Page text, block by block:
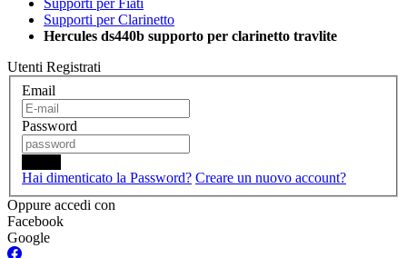
Supporti per Fiati
Supporti per Clarinetto
Hercules ds440b supporto per clarinetto travlite
Utenti Registrati
Email
Password
Hai dimenticato la Password? Creare un nuovo account?
Oppure accedi con
Facebook
Google